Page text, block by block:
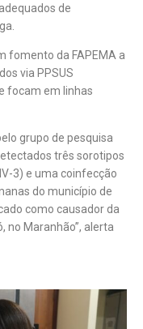
de
fomento da FAPEMA a
via PPSUS
focam em linhas
grupo de pesquisa
três sorotipos
3) e uma coinfecção
do município de
como causador da
no Maranhão”, alerta